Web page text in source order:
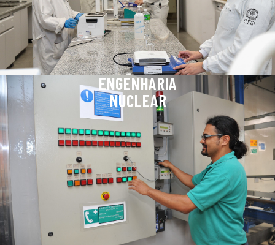
ENGENHARIA
NUCLEAR